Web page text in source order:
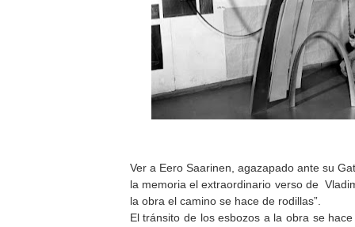
Ver a Eero Saarinen, agazapadoante su
la memoria el extraordinario verso de
la obra el camino se hace de rodillas”.
El tránsito de los esbozos a la obra se